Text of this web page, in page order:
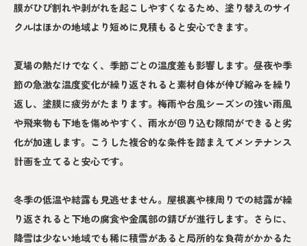
膜がひび割れや剥がれを起こしやすくなるため、塗り替えのサイ
クルはほかの地域より短めに見積もると安心できます。
夏場の熱だけでなく、季節ごとの温度差も影響します。昼夜や季
節の急激な温度変化が繰り返されると素材自体が伸び縮みを繰り
返し、塗膜に疲労がたまります。梅雨や台風シーズンの強い雨風
や飛来物も下地を傷めやすく、雨水が回り込む隙間ができると劣
化が加速します。こうした複合的な条件を踏まえてメンテナンス
計画を立てると安心です。
冬季の低温や結露も見逃せません。屋根裏や棟周りでの結露が繰
り返されると下地の腐食や金属部の錆びが進行します。さらに、
降雪は少ない地域でも稀に積雪があると局所的な負荷がかかるた